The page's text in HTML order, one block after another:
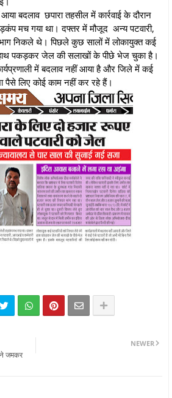
छपारा तहसील में कार्रवाई के दौरान
मच गया था। दफ्तर में मौजूद अन्य पटवारी,
निकले थे। पिछले कुछ सालों में लोकायुक्त कई
हाथ पकड़कर जेल की सलाखों के पीछे भेज चुका है।
में बदलाव नहीं आया है और जिले में कई
पैसे लिए कोई काम नहीं कर रहे हैं।
NEWER
ने जमकर